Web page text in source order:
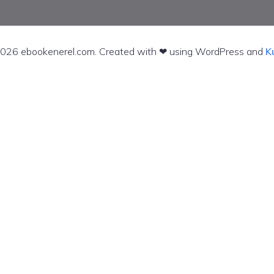
ebookenerel.com. Created with ❤ using WordPress and